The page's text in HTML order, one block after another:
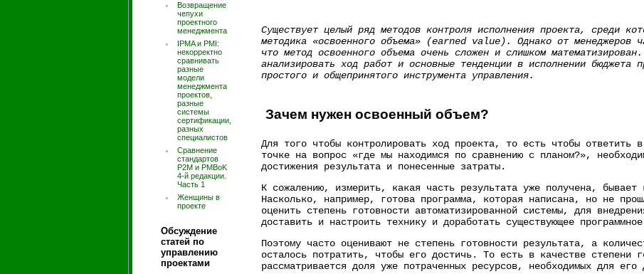
Возвращение
чепухи
проектного
менеджмента
IPMA и PMI:
некорректно
сравнивать
разные
модели
менеджмента
проектов,
разные
системы
сертификации,
разных
специалистов
Сравнение
стандартов
P2M и PMBoK
4-й редакции.
Часть 1
Женщины в
проекте
Обсуждение
статей по
управлению
проектами
Существует целый ряд методов контроля исполнения проекта, среди
методика «освоенного объема» (earned value). Однако от менеджеров
что метод освоенного объема очень сложен и слишком
анализировать ход работ и основные тенденции в исполнении бюджета
простого и общепринятого инструмента управления.
Зачем нужен освоенный объем?
Для того чтобы контролировать ход проекта, то есть чтобы ответить в
точке на вопрос «где мы находимся по сравнению с планом?»,
достижения результата и понесенные затраты.
К сожалению, измерить, какая часть результата уже получена, бывает
Насколько, например, готова программа, которая написана, но не
оценить степень готовности автоматизированной системы, для
доставить и настроить технику и доработать существующее
Поэтому часто оценивают не степень готовности результата, а
осталось потратить, чтобы его достичь. То есть в качестве степени
рассматривается доля уже потраченных ресурсов, необходимых для его